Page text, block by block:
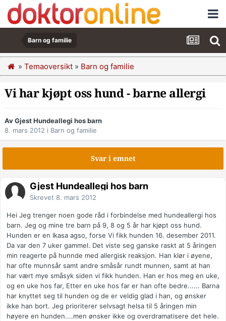
Barn og familie
» Temaoversikt » Barn og familie
Vi har kjøpt oss hund - barne allergi
Av Gjest Hundeallegi hos barn
8. mars 2012 i Barn og familie
Svar i emnet
Gjest Hundeallegi hos barn
Skrevet 8. mars 2012
Hei Jeg trenger noen gode råd i forbindelse med hundeallergi hos
barn. Jeg og mine tre barn på 9, 8 og 5 år har kjøpt oss hund.
Hunden er en Ikasa agso, forse Vi fikk hunden 16. desember 2011.
Da var den 7 uker gammel. Det viste seg ganske raskt at 5 åringen
min reagerte på hunnde med allergisk reaksjon. Han klør i øyene,
har ofte munnsår samt andre småsår rundt munnen, samt at han
har vært mye småsyk siden vi fikk hunden. Han er hos meg en uke,
og en uke hos far, Etter en uke hos far er han ofte bedre...... Barna
har knyttet seg til hunden og de er veldig glad i han, og ønsker
ikke han bort. Jeg prioriterer selvsagt helsa til 5 åringen min
høyere en hunden....men ønsker ikke og overdramatisere det hele.